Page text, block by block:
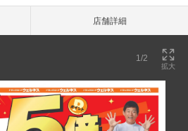
店舗詳細
1/2
拡大